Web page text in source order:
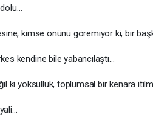
kimse önünü göremiyor ki, bir
kendine bile yabancılaştı…
ki yoksulluk, toplumsal bir kenara